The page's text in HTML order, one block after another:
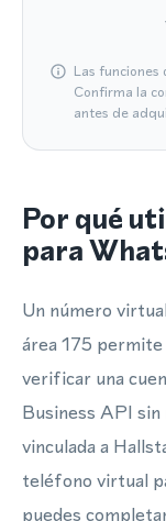
Las
Confirma la
antes de
Por qué
para
Un número
área 175
verificar una
Business API
vinculada a
teléfono virtual
puedes